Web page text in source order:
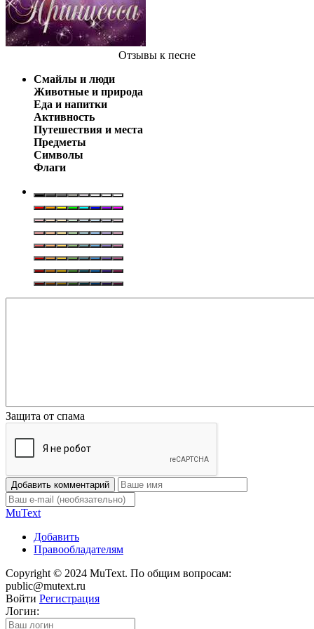
Отзывы к песне
Смайлы и люди
Животные и природа
Еда и напитки
Активность
Путешествия и места
Предметы
Символы
Флаги
Защита от спама
Добавить комментарий
MuText
Добавить
Правообладателям
Copyright © 2024 MuText. По общим вопросам:
public@mutext.ru
Войти Регистрация
Логин: